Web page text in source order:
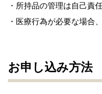
・所持品の管理は自己責任
・医療行為が必要な場合
お申し込み方法